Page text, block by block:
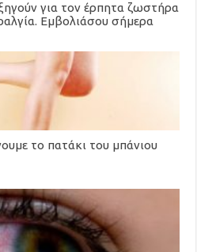
για τον έρπητα ζωστήρα
Εμβολιάσου σήμερα
το πατάκι του μπάνιου